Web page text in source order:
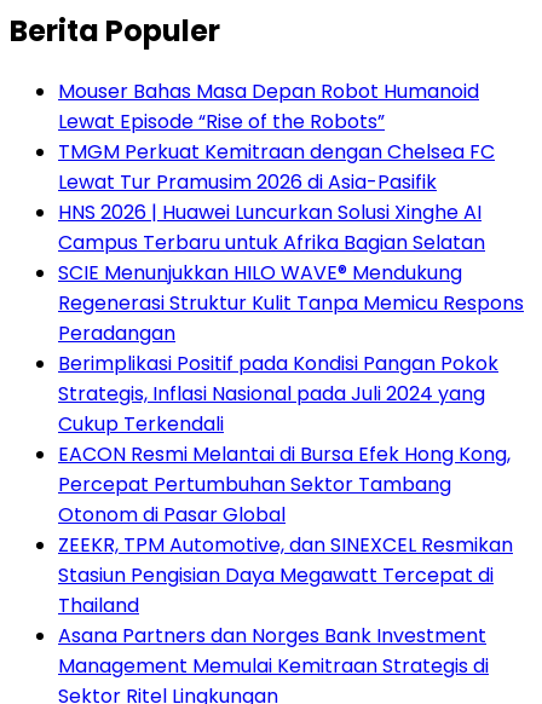
Berita Populer
Mouser Bahas Masa Depan Robot Humanoid
Lewat Episode “Rise of the Robots”
TMGM Perkuat Kemitraan dengan Chelsea FC
Lewat Tur Pramusim 2026 di Asia-Pasifik
HNS 2026 | Huawei Luncurkan Solusi Xinghe AI
Campus Terbaru untuk Afrika Bagian Selatan
SCIE Menunjukkan HILO WAVE® Mendukung
Regenerasi Struktur Kulit Tanpa Memicu Respons
Peradangan
Berimplikasi Positif pada Kondisi Pangan Pokok
Strategis, Inflasi Nasional pada Juli 2024 yang
Cukup Terkendali
EACON Resmi Melantai di Bursa Efek Hong Kong,
Percepat Pertumbuhan Sektor Tambang
Otonom di Pasar Global
ZEEKR, TPM Automotive, dan SINEXCEL Resmikan
Stasiun Pengisian Daya Megawatt Tercepat di
Thailand
Asana Partners dan Norges Bank Investment
Management Memulai Kemitraan Strategis di
Sektor Ritel Lingkungan